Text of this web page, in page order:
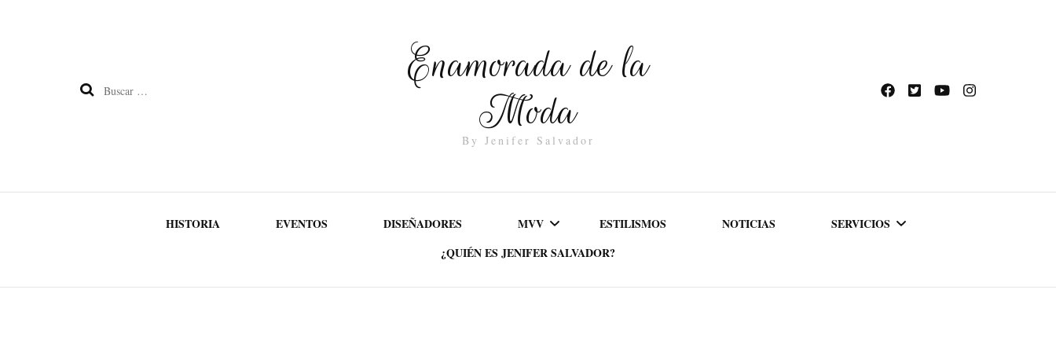
Buscar:
Enamorada de la
Moda
By Jenifer Salvador
HISTORIA EVENTOS DISEÑADORES MVV ESTILISMOS NOTICIAS SERVICIOS
¿QUIÉN ES JENIFER SALVADOR?